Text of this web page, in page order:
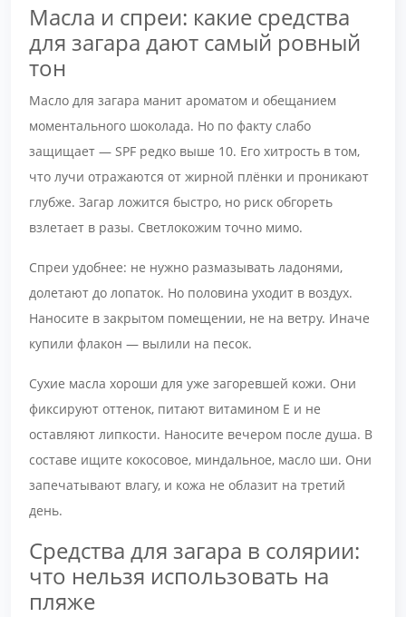
Масла и спреи: какие средства
для загара дают самый ровный
тон
Масло для загара манит ароматом и обещанием
моментального шоколада. Но по факту слабо
защищает — SPF редко выше 10. Его хитрость в том,
что лучи отражаются от жирной плёнки и проникают
глубже. Загар ложится быстро, но риск обгореть
взлетает в разы. Светлокожим точно мимо.
Спреи удобнее: не нужно размазывать ладонями,
долетают до лопаток. Но половина уходит в воздух.
Наносите в закрытом помещении, не на ветру. Иначе
купили флакон — вылили на песок.
Сухие масла хороши для уже загоревшей кожи. Они
фиксируют оттенок, питают витамином Е и не
оставляют липкости. Наносите вечером после душа. В
составе ищите кокосовое, миндальное, масло ши. Они
запечатывают влагу, и кожа не облазит на третий
день.
Средства для загара в солярии:
что нельзя использовать на
пляже